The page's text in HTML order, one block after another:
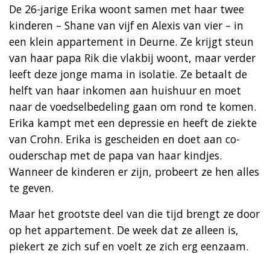
De 26-jarige Erika woont samen met haar twee
kinderen – Shane van vijf en Alexis van vier – in
een klein appartement in Deurne. Ze krijgt steun
van haar papa Rik die vlakbij woont, maar verder
leeft deze jonge mama in isolatie. Ze betaalt de
helft van haar inkomen aan huishuur en moet
naar de voedselbedeling gaan om rond te komen.
Erika kampt met een depressie en heeft de ziekte
van Crohn. Erika is gescheiden en doet aan co-
ouderschap met de papa van haar kindjes.
Wanneer de kinderen er zijn, probeert ze hen alles
te geven.
Maar het grootste deel van die tijd brengt ze door
op het appartement. De week dat ze alleen is,
piekert ze zich suf en voelt ze zich erg eenzaam.